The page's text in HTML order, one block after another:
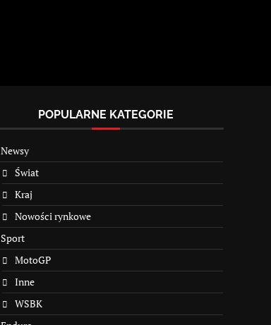
POPULARNE KATEGORIE
Newsy
Świat
Kraj
Nowości rynkowe
Sport
MotoGP
Inne
WSBK